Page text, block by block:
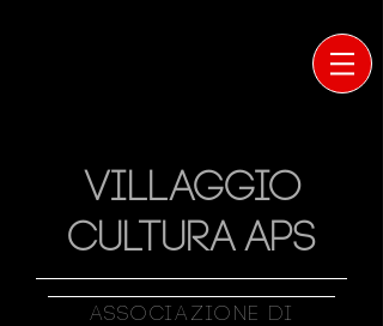
VILLAGGIO
CULTURA APS
Associazione Di